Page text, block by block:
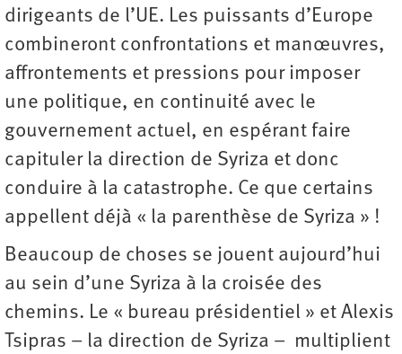
dirigeants de l’UE. Les puissants d’Europe
combineront confrontations et manœuvres,
affrontements et pressions pour imposer
une politique, en continuité avec le
gouvernement actuel, en espérant faire
capituler la direction de Syriza et donc
conduire à la catastrophe. Ce que certains
appellent déjà « la parenthèse de Syriza » !
Beaucoup de choses se jouent aujourd’hui
au sein d’une Syriza à la croisée des
chemins. Le « bureau présidentiel » et Alexis
Tsipras – la direction de Syriza – multiplient